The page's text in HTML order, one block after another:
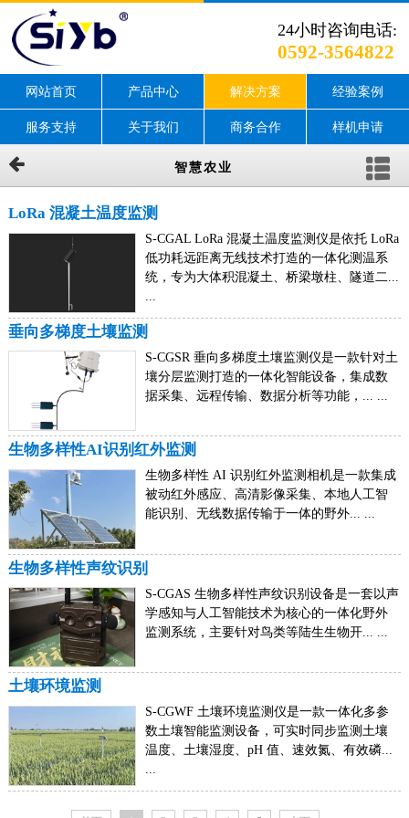
24小时咨询电话:
0592-3564822
网站首页 产品中心 解决方案 经验案例
服务支持 关于我们 商务合作 样机申请
智慧农业
LoRa 混凝土温度监测
S-CGAL LoRa 混凝土温度监测仪是依托 LoRa
低功耗远距离无线技术打造的一体化测温系
统，专为大体积混凝土、桥梁墩柱、隧道二...
...
垂向多梯度土壤监测
S-CGSR 垂向多梯度土壤监测仪是一款针对土
壤分层监测打造的一体化智能设备，集成数
据采集、远程传输、数据分析等功能，... ...
生物多样性AI识别红外监测
生物多样性 AI 识别红外监测相机是一款集成
被动红外感应、高清影像采集、本地人工智
能识别、无线数据传输于一体的野外... ...
生物多样性声纹识别
S-CGAS 生物多样性声纹识别设备是一套以声
学感知与人工智能技术为核心的一体化野外
监测系统，主要针对鸟类等陆生生物开... ...
土壤环境监测
S-CGWF 土壤环境监测仪是一款一体化多参
数土壤智能监测设备，可实时同步监测土壤
温度、土壤湿度、pH 值、速效氮、有效磷...
...